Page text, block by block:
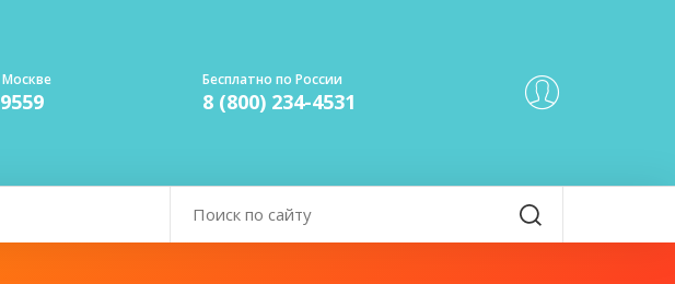
Москве Бесплатно по России
8 (800) 234-4531